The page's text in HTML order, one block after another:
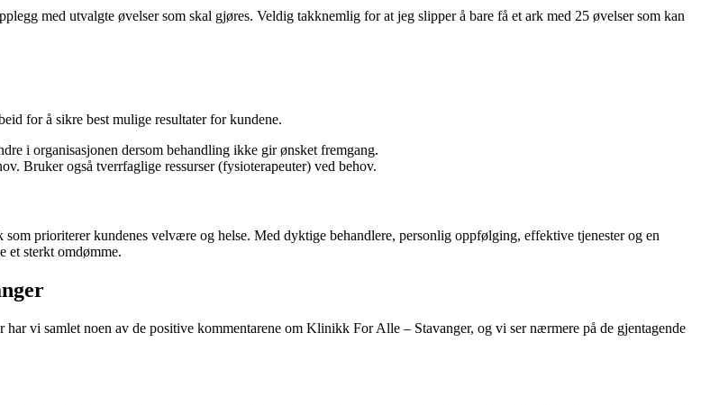
med utvalgte øvelser som skal gjøres. Veldig takknemlig for at jeg slipper å bare få et ark med 25 øvelser som kan
for å sikre best mulige resultater for kundene.
i organisasjonen dersom behandling ikke gir ønsket fremgang.
Bruker også tverrfaglige ressurser (fysioterapeuter) ved behov.
prioriterer kundenes velvære og helse. Med dyktige behandlere, personlig oppfølging, effektive tjenester og en
et sterkt omdømme.
vi samlet noen av de positive kommentarene om Klinikk For Alle – Stavanger, og vi ser nærmere på de gjentagende